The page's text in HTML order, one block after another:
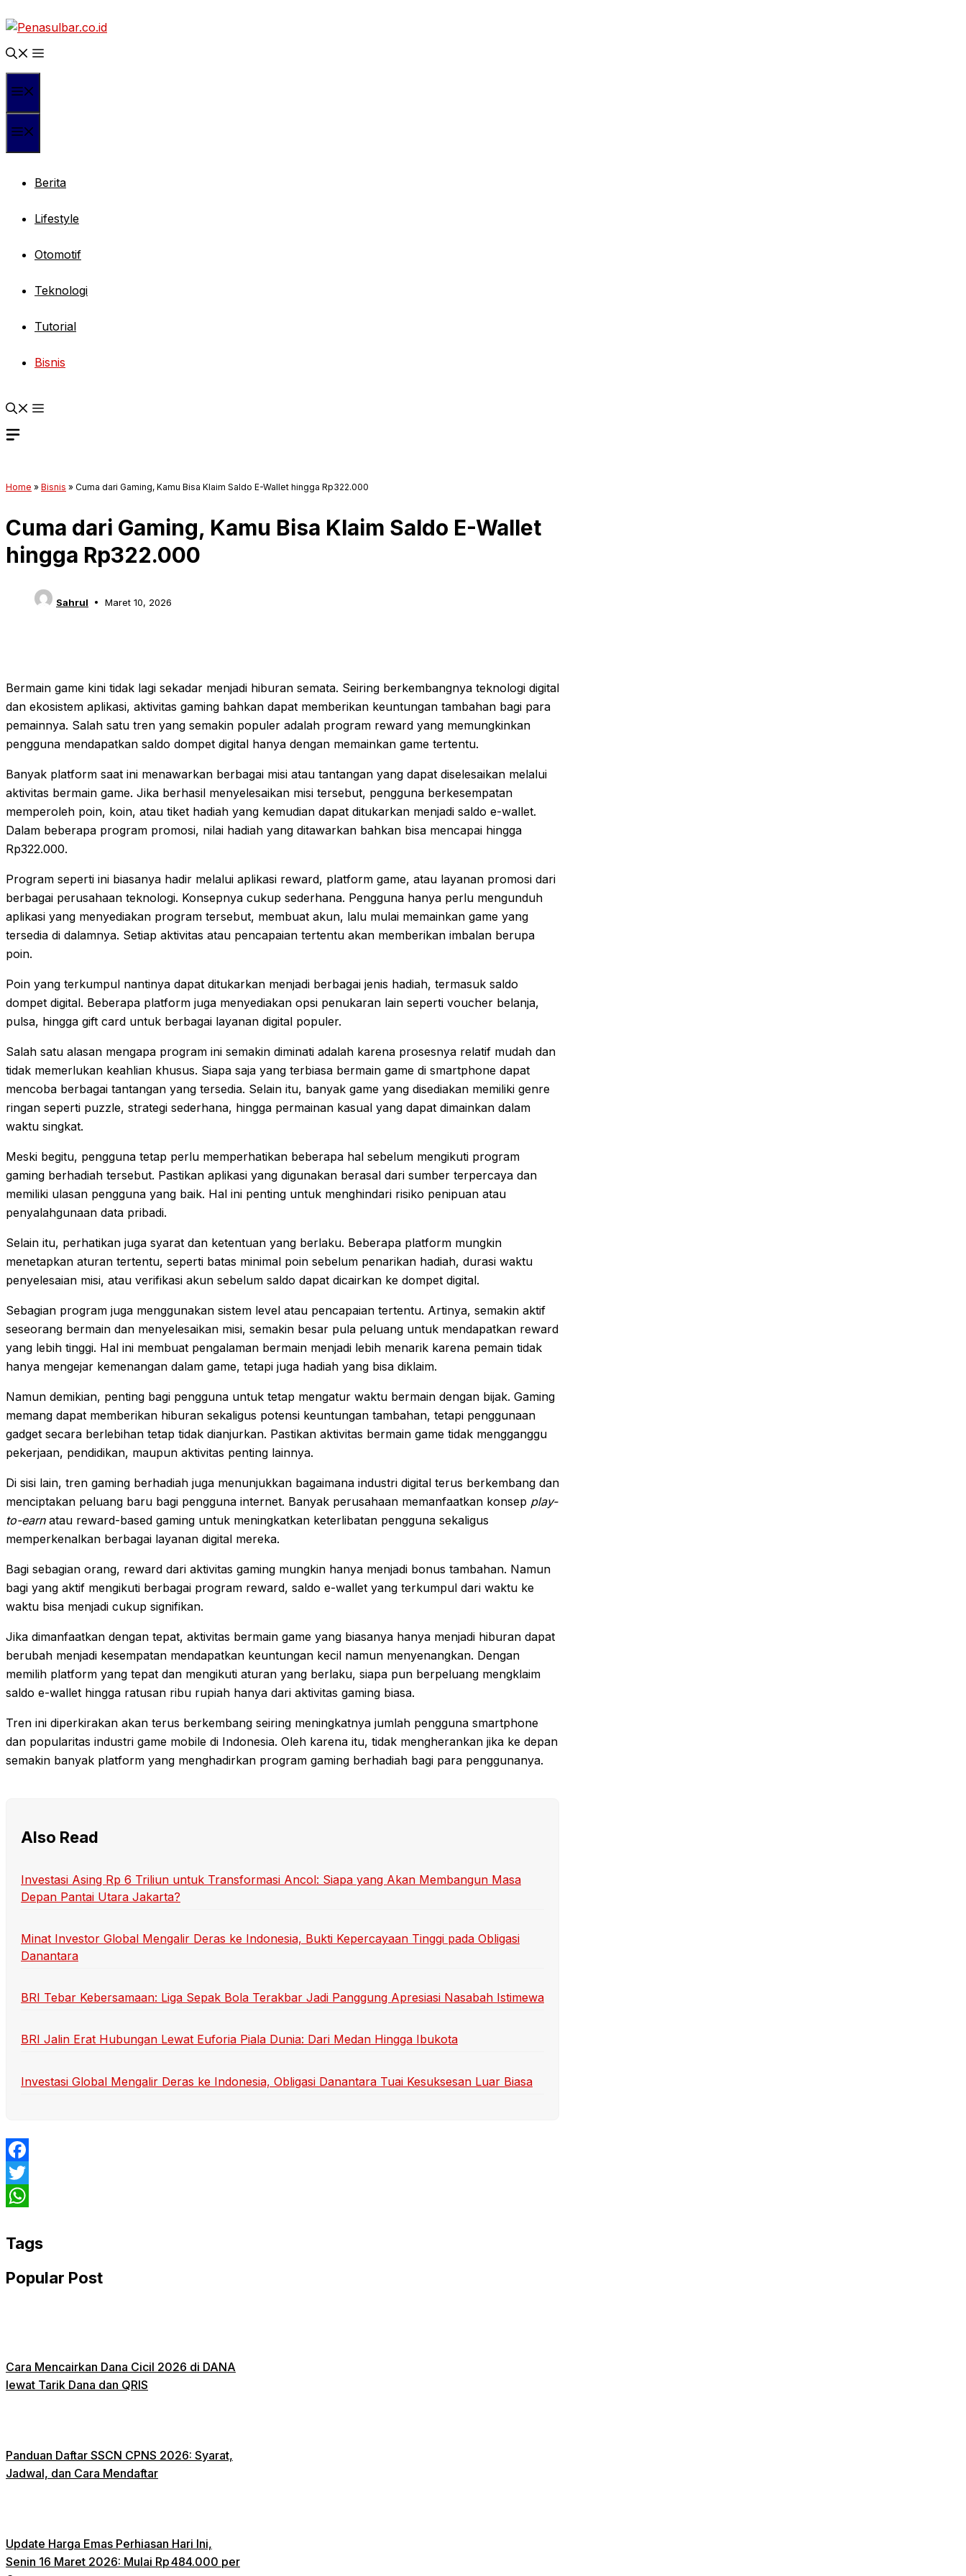
ke
isi
Berita
Lifestyle
Otomotif
Teknologi
Tutorial
Bisnis
Home » Bisnis » Cuma dari Gaming, Kamu Bisa Klaim Saldo E-Wallet hingga Rp322.000
Cuma dari Gaming, Kamu Bisa Klaim Saldo E-Wallet
hingga Rp322.000
Sahrul Maret 10, 2026
Bermain game kini tidak lagi sekadar menjadi hiburan semata. Seiring berkembangnya teknologi digital
dan ekosistem aplikasi, aktivitas gaming bahkan dapat memberikan keuntungan tambahan bagi para
pemainnya. Salah satu tren yang semakin populer adalah program reward yang memungkinkan
pengguna mendapatkan saldo dompet digital hanya dengan memainkan game tertentu.
Banyak platform saat ini menawarkan berbagai misi atau tantangan yang dapat diselesaikan melalui
aktivitas bermain game. Jika berhasil menyelesaikan misi tersebut, pengguna berkesempatan
memperoleh poin, koin, atau tiket hadiah yang kemudian dapat ditukarkan menjadi saldo e-wallet.
Dalam beberapa program promosi, nilai hadiah yang ditawarkan bahkan bisa mencapai hingga
Rp322.000.
Program seperti ini biasanya hadir melalui aplikasi reward, platform game, atau layanan promosi dari
berbagai perusahaan teknologi. Konsepnya cukup sederhana. Pengguna hanya perlu mengunduh
aplikasi yang menyediakan program tersebut, membuat akun, lalu mulai memainkan game yang
tersedia di dalamnya. Setiap aktivitas atau pencapaian tertentu akan memberikan imbalan berupa
poin.
Poin yang terkumpul nantinya dapat ditukarkan menjadi berbagai jenis hadiah, termasuk saldo
dompet digital. Beberapa platform juga menyediakan opsi penukaran lain seperti voucher belanja,
pulsa, hingga gift card untuk berbagai layanan digital populer.
Salah satu alasan mengapa program ini semakin diminati adalah karena prosesnya relatif mudah dan
tidak memerlukan keahlian khusus. Siapa saja yang terbiasa bermain game di smartphone dapat
mencoba berbagai tantangan yang tersedia. Selain itu, banyak game yang disediakan memiliki genre
ringan seperti puzzle, strategi sederhana, hingga permainan kasual yang dapat dimainkan dalam
waktu singkat.
Meski begitu, pengguna tetap perlu memperhatikan beberapa hal sebelum mengikuti program
gaming berhadiah tersebut. Pastikan aplikasi yang digunakan berasal dari sumber terpercaya dan
memiliki ulasan pengguna yang baik. Hal ini penting untuk menghindari risiko penipuan atau
penyalahgunaan data pribadi.
Selain itu, perhatikan juga syarat dan ketentuan yang berlaku. Beberapa platform mungkin
menetapkan aturan tertentu, seperti batas minimal poin sebelum penarikan hadiah, durasi waktu
penyelesaian misi, atau verifikasi akun sebelum saldo dapat dicairkan ke dompet digital.
Sebagian program juga menggunakan sistem level atau pencapaian tertentu. Artinya, semakin aktif
seseorang bermain dan menyelesaikan misi, semakin besar pula peluang untuk mendapatkan reward
yang lebih tinggi. Hal ini membuat pengalaman bermain menjadi lebih menarik karena pemain tidak
hanya mengejar kemenangan dalam game, tetapi juga hadiah yang bisa diklaim.
Namun demikian, penting bagi pengguna untuk tetap mengatur waktu bermain dengan bijak. Gaming
memang dapat memberikan hiburan sekaligus potensi keuntungan tambahan, tetapi penggunaan
gadget secara berlebihan tetap tidak dianjurkan. Pastikan aktivitas bermain game tidak mengganggu
pekerjaan, pendidikan, maupun aktivitas penting lainnya.
Di sisi lain, tren gaming berhadiah juga menunjukkan bagaimana industri digital terus berkembang dan
menciptakan peluang baru bagi pengguna internet. Banyak perusahaan memanfaatkan konsep play-
to-earnatau reward-based gaming untuk meningkatkan keterlibatan pengguna sekaligus
memperkenalkan berbagai layanan digital mereka.
Bagi sebagian orang, reward dari aktivitas gaming mungkin hanya menjadi bonus tambahan. Namun
bagi yang aktif mengikuti berbagai program reward, saldo e-wallet yang terkumpul dari waktu ke
waktu bisa menjadi cukup signifikan.
Jika dimanfaatkan dengan tepat, aktivitas bermain game yang biasanya hanya menjadi hiburan dapat
berubah menjadi kesempatan mendapatkan keuntungan kecil namun menyenangkan. Dengan
memilih platform yang tepat dan mengikuti aturan yang berlaku, siapa pun berpeluang mengklaim
saldo e-wallet hingga ratusan ribu rupiah hanya dari aktivitas gaming biasa.
Tren ini diperkirakan akan terus berkembang seiring meningkatnya jumlah pengguna smartphone
dan popularitas industri game mobile di Indonesia. Oleh karena itu, tidak mengherankan jika ke depan
semakin banyak platform yang menghadirkan program gaming berhadiah bagi para penggunanya.
Also Read
Investasi Asing Rp 6 Triliun untuk Transformasi Ancol: Siapa yang Akan Membangun Masa
Depan Pantai Utara Jakarta?
Minat Investor Global Mengalir Deras ke Indonesia, Bukti Kepercayaan Tinggi pada Obligasi
Danantara
BRI Tebar Kebersamaan: Liga Sepak Bola Terakbar Jadi Panggung Apresiasi Nasabah Istimewa
BRI Jalin Erat Hubungan Lewat Euforia Piala Dunia: Dari Medan Hingga Ibukota
Investasi Global Mengalir Deras ke Indonesia, Obligasi Danantara Tuai Kesuksesan Luar Biasa
Facebook
Twitter
Tags
Popular Post
Cara Mencairkan Dana Cicil 2026 di DANA
lewat Tarik Dana dan QRIS
Panduan Daftar SSCN CPNS 2026: Syarat,
Jadwal, dan Cara Mendaftar
Update Harga Emas Perhiasan Hari Ini,
Senin 16 Maret 2026: Mulai Rp 484.000 per